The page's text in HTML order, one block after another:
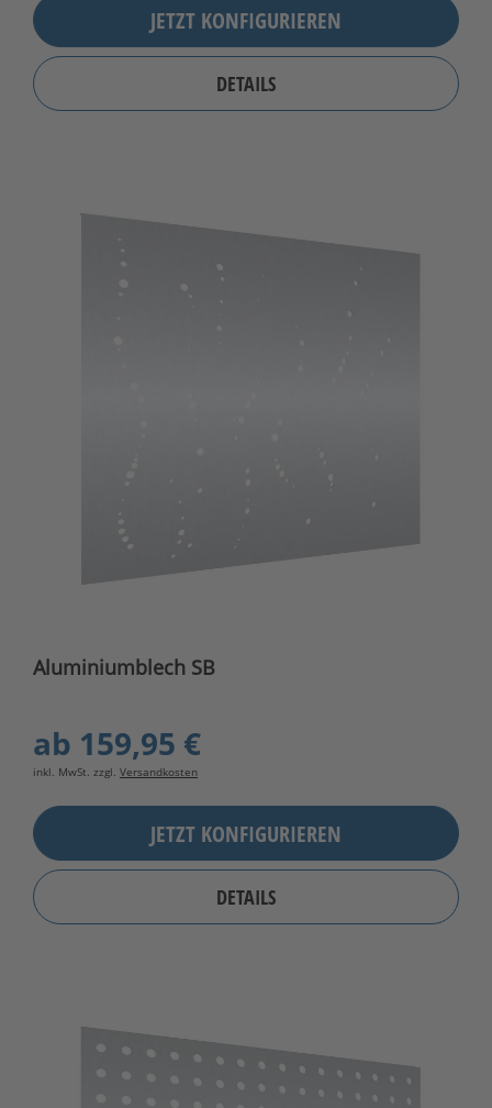
JETZT KONFIGURIEREN
DETAILS
Aluminiumblech SB
ab 159,95 €
inkl. MwSt. zzgl. Versandkosten
JETZT KONFIGURIEREN
DETAILS